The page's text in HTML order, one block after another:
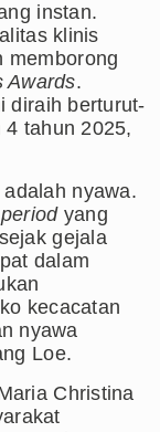
instan.
klinis
memborong
Awards.
diraih berturut-
tahun 2025,
nyawa.
yang
gejala
dalam
kecacatan
nyawa
Loe.
Christina